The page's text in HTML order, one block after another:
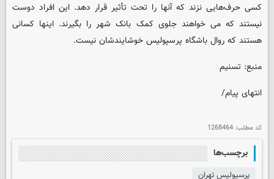
کسی حرف‌هایی نزند که آنها را تحت تأثیر قرار دهد. این افراد دوست
نیستند که می خواهند جلوی کمک بانک شهر را بگیرند. اینها کسانی
هستند که روال باشگاه پرسپولیس خوشایندشان نیست.
منبع: تسنیم
انتهای پیام/
کد مطلب: 1268464
برچسب‌ها
پرسپولیس تهران